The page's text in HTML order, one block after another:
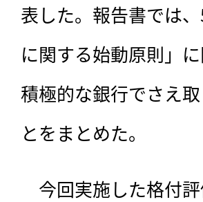
表した。報告書では
に関する始動原則」
積極的な銀行でさえ
とをまとめた。
今回実施した格付